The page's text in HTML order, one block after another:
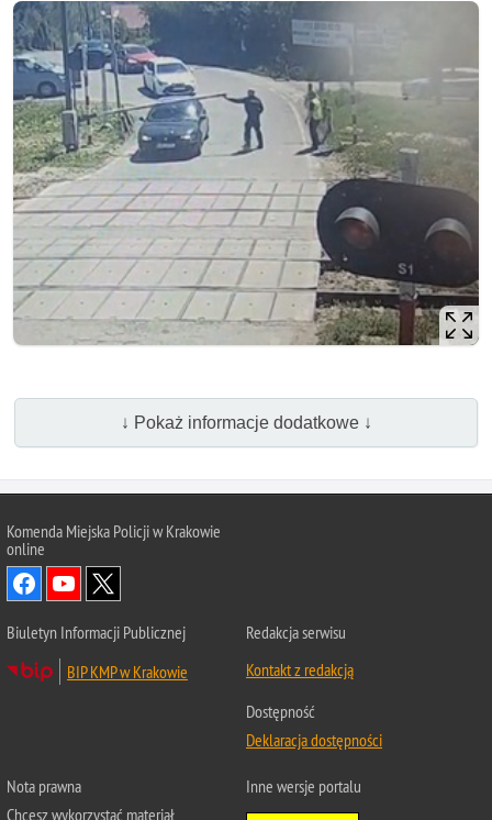
↓ Pokaż informacje dodatkowe ↓
Komenda Miejska Policji w Krakowie
online
Biuletyn Informacji Publicznej
BIP KMP w Krakowie
Redakcja serwisu
Kontakt z redakcją
Dostępność
Deklaracja dostępności
Nota prawna
Chcesz wykorzystać materiał
Inne wersje portalu